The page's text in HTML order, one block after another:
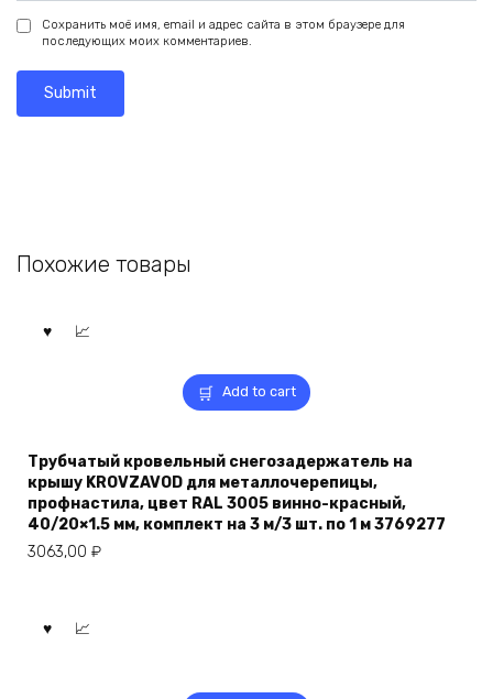
Сохранить моё имя, email и адрес сайта в этом браузере для
последующих моих комментариев.
Похожие товары
Add to cart
Трубчатый кровельный снегозадержатель на
крышу KROVZAVOD для металлочерепицы,
профнастила, цвет RAL 3005 винно-красный,
40/20×1.5 мм, комплект на 3 м/3 шт. по 1 м 3769277
3063,00 ₽